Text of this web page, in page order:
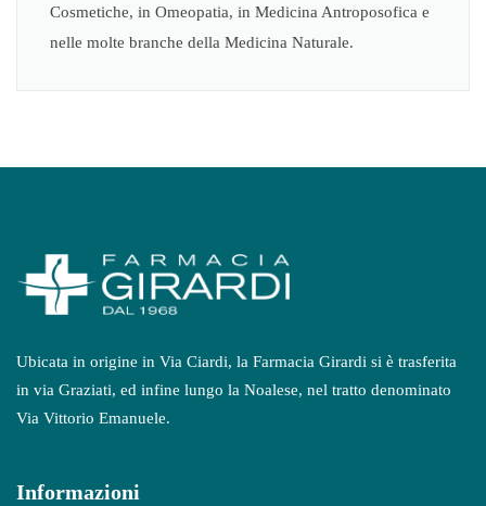
Cosmetiche, in Omeopatia, in Medicina Antroposofica e
nelle molte branche della Medicina Naturale.
Ubicata in origine in Via Ciardi, la Farmacia Girardi si è trasferita
in via Graziati, ed infine lungo la Noalese, nel tratto denominato
Via Vittorio Emanuele.
Informazioni